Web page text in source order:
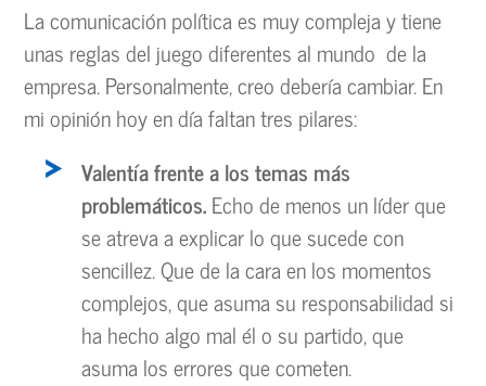
La comunicación política es muy compleja y tiene
unas reglas del juego diferentes al mundo de la
empresa. Personalmente, creo debería cambiar. En
mi opinión hoy en día faltan tres pilares:
Valentía frente a los temas más
problemáticos.Echo de menos un líder que
se atreva a explicar lo que sucede con
sencillez. Que de la cara en los momentos
complejos, que asuma su responsabilidad si
ha hecho algo mal él o su partido, que
asuma los errores que cometen.